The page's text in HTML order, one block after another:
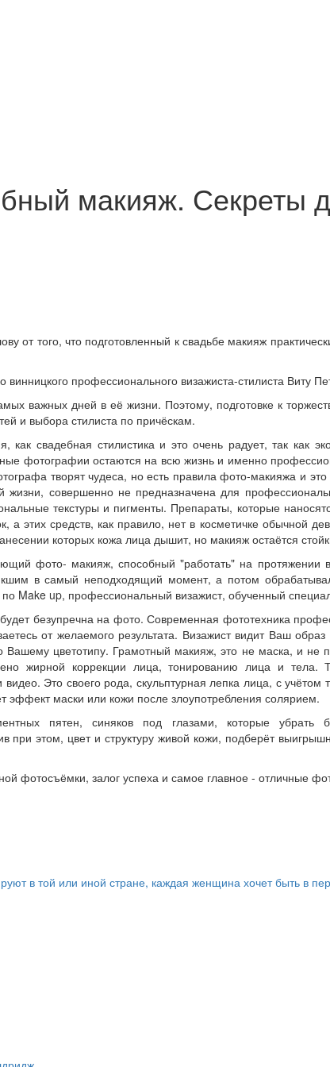
макияж. Секреты
от того, что подготовленный к свадьбе макияж
профессионального визажиста-стилиста Виту
важных дней в её жизни. Поэтому, подготовке к
и выбора стилиста по причёскам.
свадебная стилистика и это очень радует, так как
фотографии остаются на всю жизнь и именно
творят чудеса, но есть правила фото-макияжа и
жизни, совершенно не предназначена для
текстуры и пигменты. Препараты, которые
а этих средств, как правило, нет в косметичке обычной
которых кожа лица дышит, но макияж остаётся
фото- макияж, способный "работать" на
в самый неподходящий момент, а потом
Make up, профессиональный визажист, обученный
безупречна на фото. Современная фототехника
от желаемого результата. Визажист видит Ваш
цветотипу. Грамотный макияж, это не маска, и не
жирной коррекции лица, тонированию лица и тела.
Это своего рода, скульптурная лепка лица, с учётом
эффект маски или кожи после злоупотребления солярием.
пятен, синяков под глазами, которые убрать
при этом, цвет и структуру живой кожи, подберёт
фотосъёмки, залог успеха и самое главное - отличные
в той или иной стране, каждая женщина хочет быть в